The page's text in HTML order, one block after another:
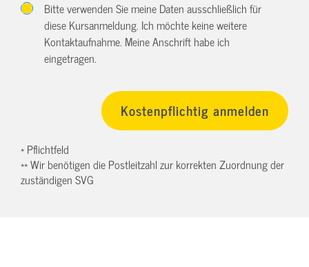
Bitte verwenden Sie meine Daten ausschließlich für
diese Kursanmeldung. Ich möchte keine weitere
Kontaktaufnahme. Meine Anschrift habe ich
eingetragen.
* Pflichtfeld
** Wir benötigen die Postleitzahl zur korrekten Zuordnung der
zuständigen SVG